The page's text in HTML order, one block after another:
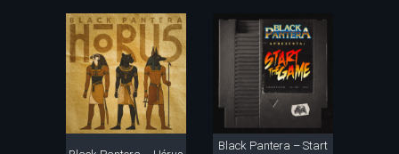
Black Pantera – Start